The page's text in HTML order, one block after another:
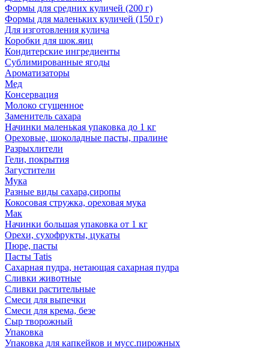
Формы для средних куличей (200 г)
Формы для маленьких куличей (150 г)
Для изготовления кулича
Коробки для шок.яиц
Кондитерские ингредиенты
Сублимированные ягоды
Ароматизаторы
Мед
Консервация
Молоко сгущенное
Заменитель сахара
Начинки маленькая упаковка до 1 кг
Ореховые, шоколадные пасты, пралине
Разрыхлители
Гели, покрытия
Загустители
Мука
Разные виды сахара,сиропы
Кокосовая стружка, ореховая мука
Мак
Начинки большая упаковка от 1 кг
Орехи, сухофрукты, цукаты
Пюре, пасты
Пасты Tatis
Сахарная пудра, нетающая сахарная пудра
Сливки животные
Сливки растительные
Смеси для выпечки
Смеси для крема, безе
Сыр творожный
Упаковка
Упаковка для капкейков и мусс.пирожных